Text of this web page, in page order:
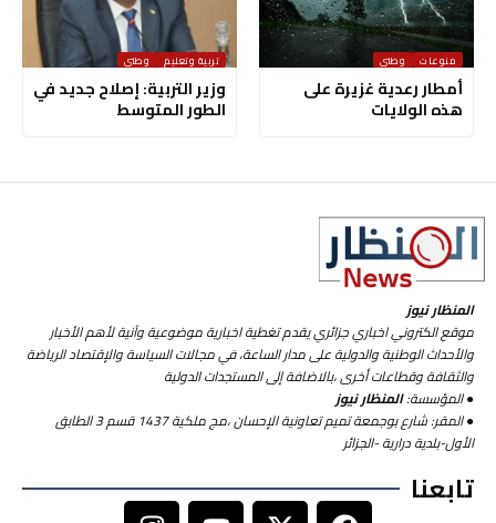
منوعات وطني
أمطار رعدية غزيرة على
هذه الولايات
تربية وتعليم وطني
وزير التربية: إصلاح جديد في
الطور المتوسط
المنظار نيوز
موقع الكتروني اخباري جزائري يقدم تغطية اخبارية موضوعية وآنية لأهم الأخبار
والأحداث الوطنية والدولية على مدار الساعة، في مجالات السياسة والإقتصاد الرياضة
والثقافة وقطاعات أخرى ،بالاضافة إلى المستجدات الدولية
● المؤسسة:المنظار نيوز
● المقر: شارع بوجمعة تميم تعاونية الإحسان ،مج ملكية 1437 قسم 3 الطابق
الأول-بلدية درارية -الجزائر
تابعنا